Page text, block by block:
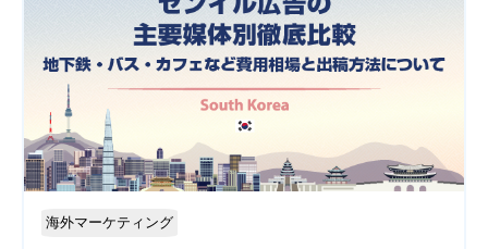
海外マーケティング